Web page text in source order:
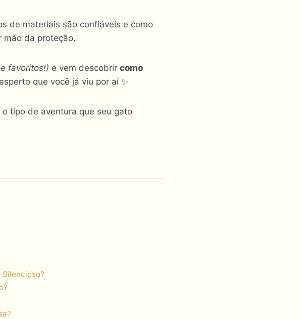
de materiais são confiáveis e como
mão da proteção.
favoritos!) e vem descobrir como
que você já viu por aí ✨
o tipo de aventura que seu gato
Silencioso?